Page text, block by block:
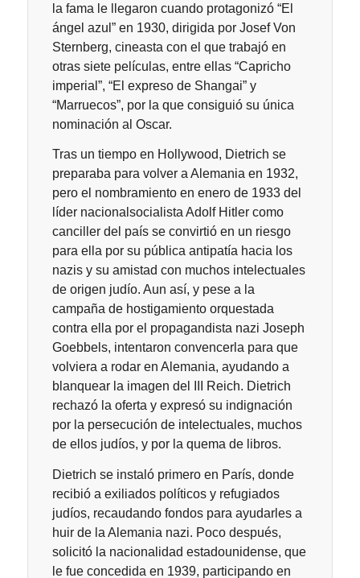
la fama le llegaron cuando protagonizó “El
ángel azul” en 1930, dirigida por Josef Von
Sternberg, cineasta con el que trabajó en
otras siete películas, entre ellas “Capricho
imperial”, “El expreso de Shangai” y
“Marruecos”, por la que consiguió su única
nominación al Oscar.
Tras un tiempo en Hollywood, Dietrich se
preparaba para volver a Alemania en 1932,
pero el nombramiento en enero de 1933 del
líder nacionalsocialista Adolf Hitler como
canciller del país se convirtió en un riesgo
para ella por su pública antipatía hacia los
nazis y su amistad con muchos intelectuales
de origen judío. Aun así, y pese a la
campaña de hostigamiento orquestada
contra ella por el propagandista nazi Joseph
Goebbels, intentaron convencerla para que
volviera a rodar en Alemania, ayudando a
blanquear la imagen del III Reich. Dietrich
rechazó la oferta y expresó su indignación
por la persecución de intelectuales, muchos
de ellos judíos, y por la quema de libros.
Dietrich se instaló primero en París, donde
recibió a exiliados políticos y refugiados
judíos, recaudando fondos para ayudarles a
huir de la Alemania nazi. Poco después,
solicitó la nacionalidad estadounidense, que
le fue concedida en 1939, participando en